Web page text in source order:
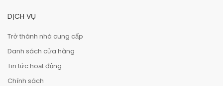
DỊCH VỤ
Trở thành nhà cung cấp
Danh sách cửa hàng
Tin tức hoạt động
Chính sách